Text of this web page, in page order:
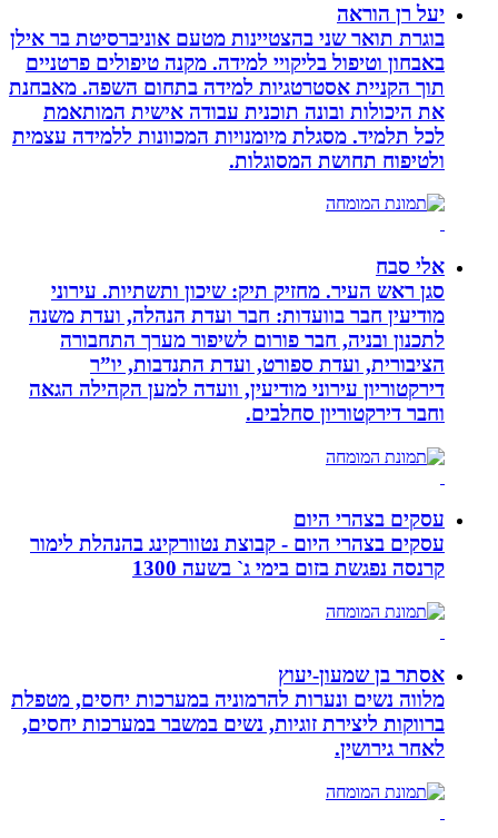
יעל רן הוראה
בוגרת תואר שני בהצטיינות מטעם אוניברסיטת בר אילן
באבחון וטיפול בליקויי למידה. מקנה טיפולים פרטניים
תוך הקניית אסטרטגיות למידה בתחום השפה. מאבחנת
את היכולות ובונה תוכנית עבודה אישית המותאמת
לכל תלמיד. מסגלת מיומנויות המכוונות ללמידה עצמית
ולטיפוח תחושת המסוגלות.
אלי סבח
סגן ראש העיר. מחזיק תיק: שיכון ותשתיות. עירוני
מודיעין חבר בוועדות: חבר ועדת הנהלה, ועדת משנה
לתכנון ובניה, חבר פורום לשיפור מערך התחבורה
הציבורית, ועדת ספורט, ועדת התנדבות, יו”ר
דירקטוריון עירוני מודיעין, וועדה למען הקהילה הגאה
וחבר דירקטוריון סחלבים.
עסקים בצהרי היום
עסקים בצהרי היום - קבוצת נטוורקינג בהנהלת לימור
קרנסה נפגשת בזום בימי ג` בשעה 1300
אסתר בן שמעון-יעוץ
מלווה נשים ונערות להרמוניה במערכות יחסים, מטפלת
ברווקות ליצירת זוגיות, נשים במשבר במערכות יחסים,
לאחר גירושין.